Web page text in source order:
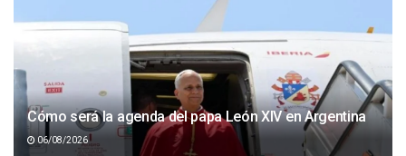
Cómo será la agenda del papa León XIV en Argentina
06/08/2026